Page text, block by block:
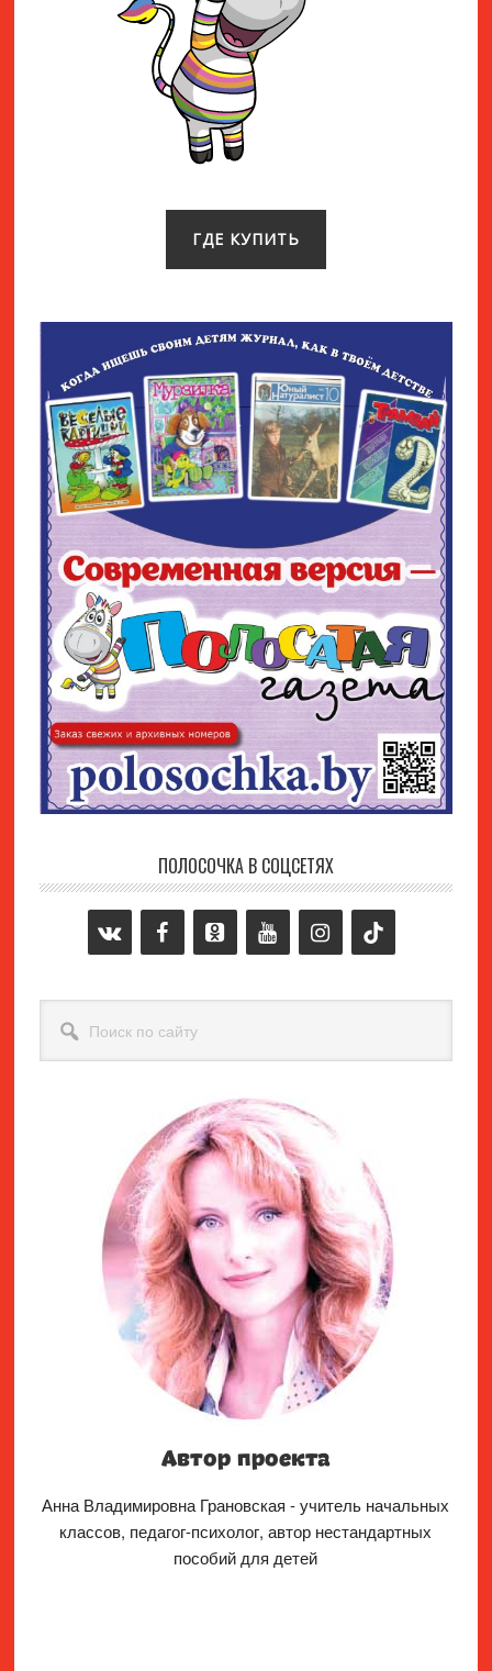
ПОЛОСОЧКА В СОЦСЕТЯХ
сайту
Автор проекта
Анна Владимировна Грановская - учитель начальных
классов, педагог-психолог, автор нестандартных
пособий для детей